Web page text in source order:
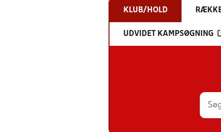
KLUB/HOLD
UDVIDET KAMPSØGNING